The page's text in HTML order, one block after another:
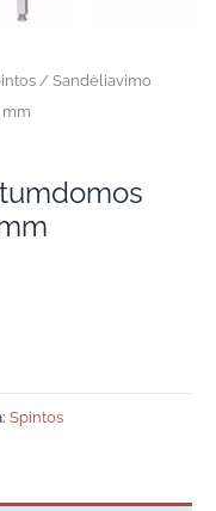
/ Sandėliavimo
Spintos